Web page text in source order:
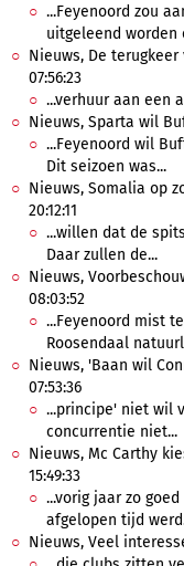
...Feyenoord zou
uitgeleend worden
Nieuws, De
07:56:23
...verhuur aan een
Nieuws, Sparta wil
...Feyenoord wil
Dit seizoen was...
Nieuws, Somalia op
20:12:11
...willen dat de
Daar zullen de...
Nieuws,
08:03:52
...Feyenoord mist
Roosendaal
Nieuws, 'Baan wil
07:53:36
...principe' niet wil
concurrentie niet...
Nieuws, Mc Carthy
15:49:33
...vorig jaar zo
afgelopen tijd
Nieuws, Veel